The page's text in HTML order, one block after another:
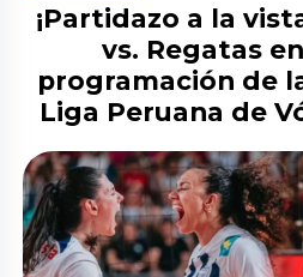
¡Partidazo a la
vs. Regatas
programación de
Liga Peruana de